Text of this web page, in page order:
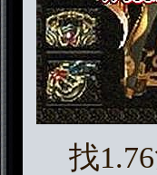
找1.76